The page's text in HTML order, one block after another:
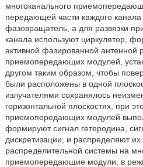
многоканального
передающей части каждого канала
фазовращатель, а для развязки
канала используют циркулятор,
активной фазированной антенной
приемопередающих модулей,
другом таким образом, чтобы
были расположены в одной
излучателями сохранялось
горизонтальной плоскостях, при
приемопередающих модулей
формируют сигнал гетеродина,
дискретизации, и распределяют
распределительной системы на
приемопередающие модули, в